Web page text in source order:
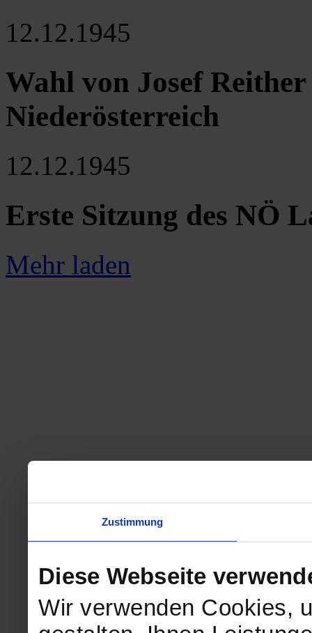
Zustimmung
Diese Webseite
Wir verwenden Cookies,
12.12.1945
Wahl von Josef
Niederösterreich
12.12.1945
Erste Sitzung des NÖ
Mehr laden